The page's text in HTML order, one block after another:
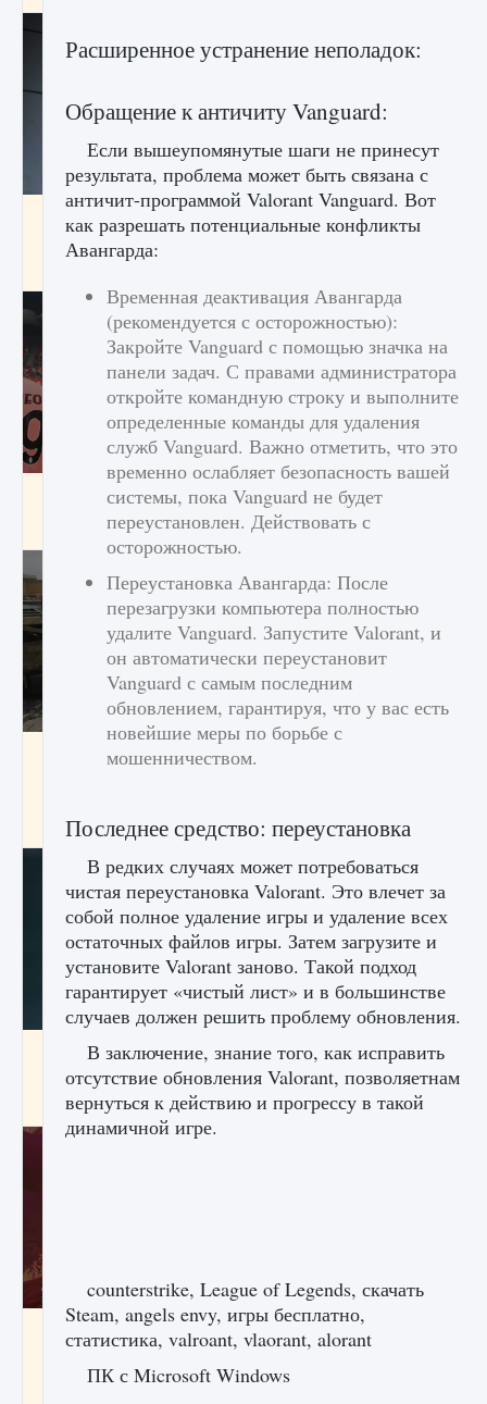
Все новые функции в режиме карьеры EA
FC 25
Входят ли «Милан» и «Интер» в EA FC 25
9 августа 2024 2 064 0 1
Как исправить текстовую ошибку
пользовательского интерфейса Delta
9 августа 2024 1 945 0 0
Как проверить статус сервера Delta Force
9 августа 2024 1 286 0 0
Как приручить существ джунглей Нари в
игре Creatures of Ava
9 августа 2024 1 218
Расширенное устранение неполадок:
Обращение к античиту Vanguard:
Если вышеупомянутые шаги не принесут
результата, проблема может быть связана с
античит-программой Valorant Vanguard. Вот
как разрешать потенциальные конфликты
Авангарда:
Временная деактивация Авангарда
(рекомендуется с осторожностью):
Закройте Vanguard с помощью значка на
панели задач. С правами администратора
откройте командную строку и выполните
определенные команды для удаления
служб Vanguard. Важно отметить, что это
временно ослабляет безопасность вашей
системы, пока Vanguard не будет
переустановлен. Действовать с
осторожностью.
Переустановка Авангарда: После
перезагрузки компьютера полностью
удалите Vanguard. Запустите Valorant, и
он автоматически переустановит
Vanguard с самым последним
обновлением, гарантируя, что у вас есть
новейшие меры по борьбе с
мошенничеством.
Последнее средство: переустановка
В редких случаях может потребоваться
чистая переустановка Valorant. Это влечет за
собой полное удаление игры и удаление всех
остаточных файлов игры. Затем загрузите и
установите Valorant заново. Такой подход
гарантирует «чистый лист» и в большинстве
случаев должен решить проблему обновления.
В заключение, знание того, как исправить
отсутствие обновления Valorant, позволяетнам
вернуться к действию и прогрессу в такой
динамичной игре.
counterstrike, League of Legends, скачать
Steam, angels envy, игры бесплатно,
статистика, valroant, vlaorant, alorant
ПК с Microsoft Windows